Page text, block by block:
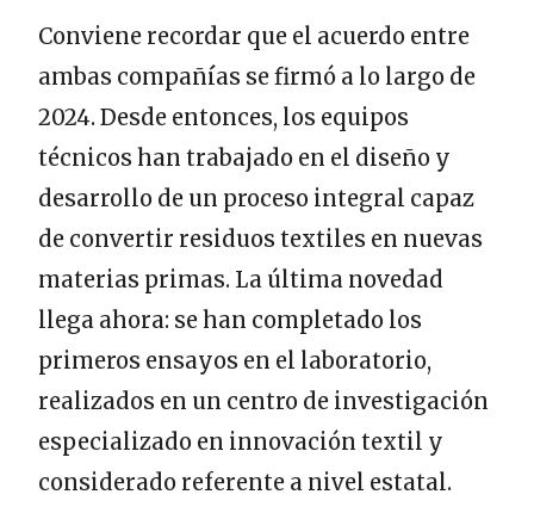
Conviene recordar que el acuerdo entre
ambas compañías se firmó a lo largo de
2024. Desde entonces, los equipos
técnicos han trabajado en el diseño y
desarrollo de un proceso integral capaz
de convertir residuos textiles en nuevas
materias primas. La última novedad
llega ahora: se han completado los
primeros ensayos en el laboratorio,
realizados en un centro de investigación
especializado en innovación textil y
considerado referente a nivel estatal.